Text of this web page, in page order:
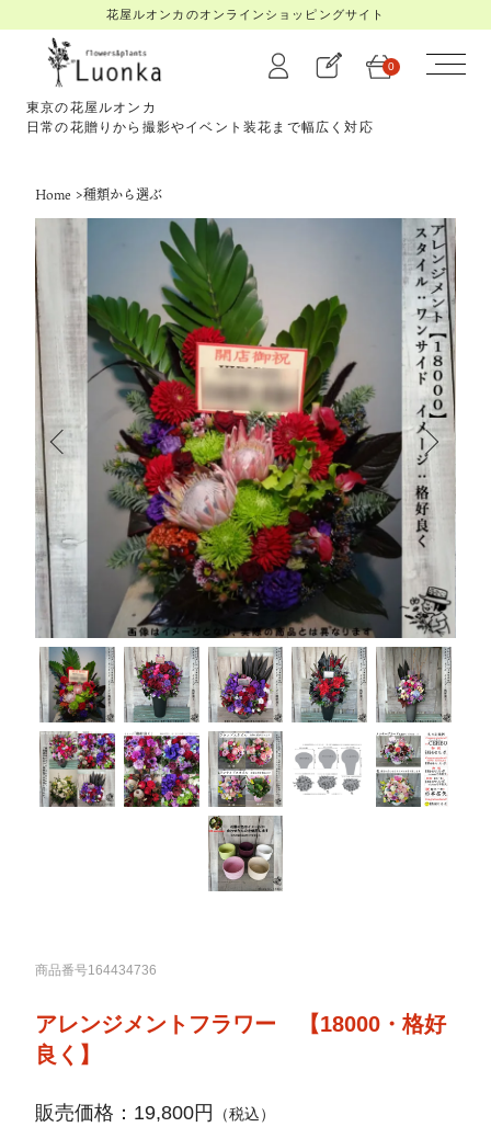
花屋ルオンカのオンラインショッピングサイト
東京の花屋ルオンカ
日常の花贈りから撮影やイベント装花まで幅広く対応
0
Home >種類から選ぶ
商品番号164434736
アレンジメントフラワー 【18000・格好
良く】
販売価格：19,800円 （税込）